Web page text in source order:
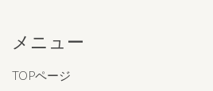
メニュー
TOPページ